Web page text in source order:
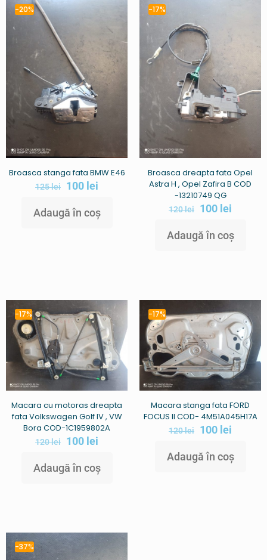
-20%
Broasca stanga fata BMW E46
125lei 100 lei
Adaugă în coș
-17%
Broasca dreapta fata Opel
Astra H , Opel Zafira B COD
-13210749 QG
120lei 100 lei
Adaugă în coș
-17%
Macara cu motoras dreapta
fata Volkswagen Golf IV , VW
Bora COD-1C1959802A
120lei 100 lei
Adaugă în coș
-17%
Macara stanga fata FORD
FOCUS II COD- 4M51A045H17A
120lei 100 lei
Adaugă în coș
-37%